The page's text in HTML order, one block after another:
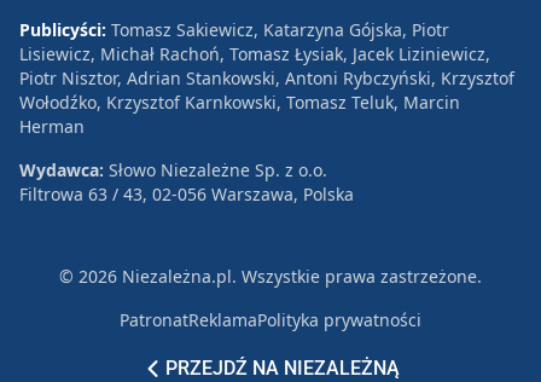
PRZEJDŹ NA NIEZALEŻNĄ
Publicyści: Tomasz Sakiewicz, Katarzyna Gójska, Piotr
Lisiewicz, Michał Rachoń, Tomasz Łysiak, Jacek Liziniewicz,
Piotr Nisztor, Adrian Stankowski, Antoni Rybczyński, Krzysztof
Wołodźko, Krzysztof Karnkowski, Tomasz Teluk, Marcin
Herman
Wydawca: Słowo Niezależne Sp. z o.o.
Filtrowa 63 / 43, 02-056 Warszawa, Polska
© 2026 Niezależna.pl. Wszystkie prawa zastrzeżone.
PatronatReklamaPolityka prywatności